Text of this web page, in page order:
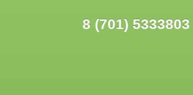
8 (701) 5333803